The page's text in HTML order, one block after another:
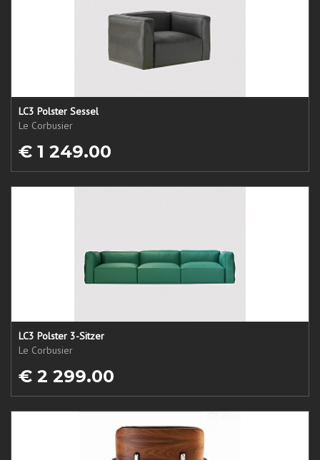
LC3 Polster Sessel
Le Corbusier
€ 1 249.00
LC3 Polster 3-Sitzer
Le Corbusier
€ 2 299.00